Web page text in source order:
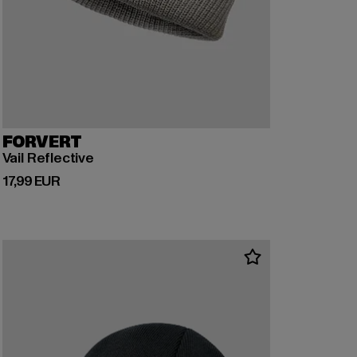
FORVERT
Vail Reflective
17,99 EUR
Derzeitiger Preis: 17,99 EUR